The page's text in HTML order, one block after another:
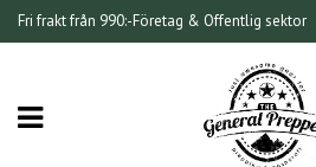
Fri frakt från 990:-Företag & Offentlig sektor